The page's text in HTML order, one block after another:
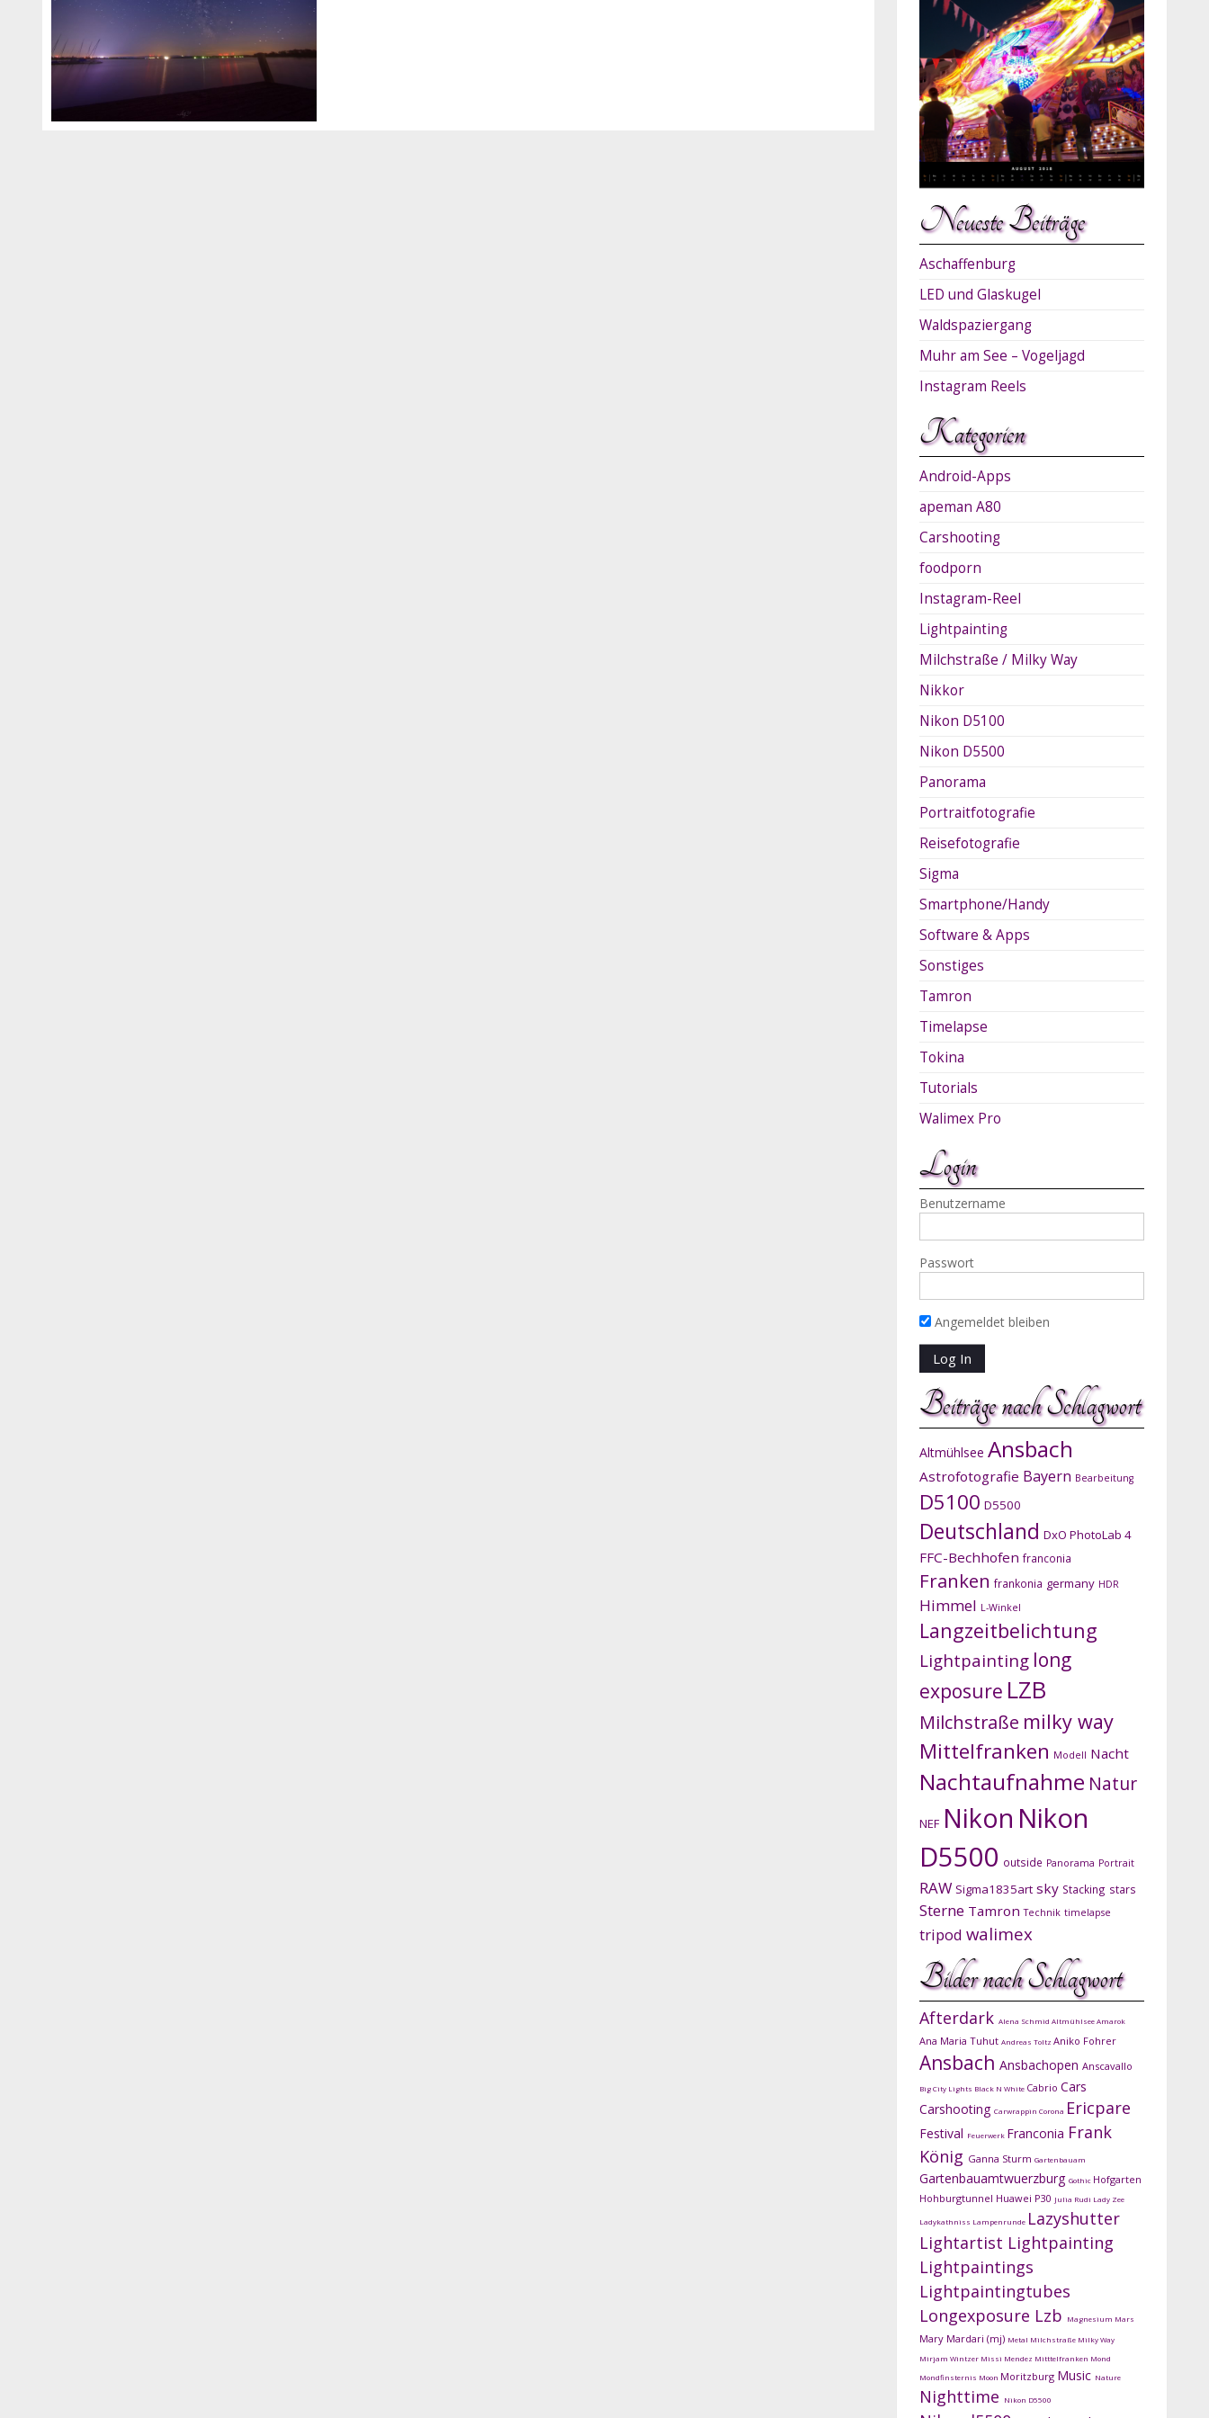
Neueste Beiträge
Aschaffenburg
LED und Glaskugel
Waldspaziergang
Muhr am See – Vogeljagd
Instagram Reels
Kategorien
Android-Apps
apeman A80
Carshooting
foodporn
Instagram-Reel
Lightpainting
Milchstraße / Milky Way
Nikkor
Nikon D5100
Nikon D5500
Panorama
Portraitfotografie
Reisefotografie
Sigma
Smartphone/Handy
Software & Apps
Sonstiges
Tamron
Timelapse
Tokina
Tutorials
Walimex Pro
Login
Benutzername
Passwort
Angemeldet bleiben
Beiträge nach Schlagwort
Altmühlsee Ansbach
Astrofotografie Bayern Bearbeitung
D5100 D5500
Deutschland DxO PhotoLab 4
FFC-Bechhofen franconia
Franken frankonia germany HDR
Himmel L-Winkel
Langzeitbelichtung
Lightpainting long
exposure LZB
Milchstraße milky way
Mittelfranken Modell Nacht
Nachtaufnahme Natur
NEF Nikon Nikon
D5500 outside Panorama Portrait
RAW Sigma1835art sky Stacking stars
Sterne Tamron Technik timelapse
tripod walimex
Bilder nach Schlagwort
Afterdark Alena Schmid AltmühlseeAmarok
Ana Maria Tuhut Andreas Toltz Aniko Fohrer
Ansbach Ansbachopen Anscavallo
Big City Lights Black N White Cabrio Cars
Carshooting Carwrappin Corona Ericpare
Festival Feuerwerk Franconia Frank
König Ganna Sturm Gartenbauam
Gartenbauamtwuerzburg Gothic Hofgarten
Hohburgtunnel Huawei P30 Julia Rudi Lady Zee
Ladykathniss Lampenrunde Lazyshutter
Lightartist Lightpainting
Lightpaintings
Lightpaintingtubes
Longexposure Lzb Magnesium Mars
Mary Mardari (mj) Metal Milchstraße Milky Way
Mirjam Wintzer Missi Mendez Mitttelfranken Mond
Mondfinsternis Moon Moritzburg Music Nature
Nighttime Nikon D5500